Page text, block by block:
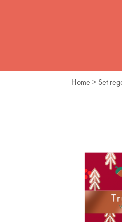
Home > Set